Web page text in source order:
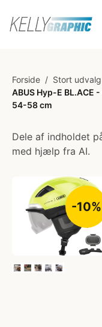
Forside / Stort
ABUS Hyp-E BL.ACE
54-58 cm
Dele af indholdet
med hjælp fra AI.
-10%